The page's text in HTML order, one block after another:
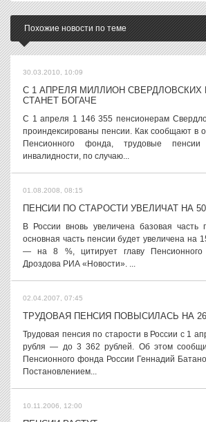
Похожие новости по теме
30.03.2010, 10:09
С 1 АПРЕЛЯ МИЛЛИОН СВЕРДЛОВСКИХ
СТАНЕТ БОГАЧЕ
С 1 апреля 1 146 355 пенсионерам
проиндексированы пенсии. Как сообщают в
Пенсионного фонда, трудовые
инвалидности, по случаю...
01.08.2008, 08:15
ПЕНСИИ ПО СТАРОСТИ УВЕЛИЧАТ НА
В России вновь увеличена базовая часть
основная часть пенсии будет увеличена на
— на 8 %, цитирует главу
Дроздова РИА «Новости». ...
02.04.2007, 07:45
ТРУДОВАЯ ПЕНСИЯ ПОВЫСИЛАСЬ НА
Трудовая пенсия по старости в России с 1
рубля — до 3 362 рублей. Об этом
Пенсионного фонда России Геннадий
Постановлением...
10.11.2006, 12:00